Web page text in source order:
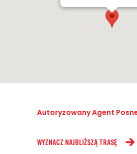
Autoryzowany Agent
WYZNACZ NAJBLIŻSZĄ TRASĘ